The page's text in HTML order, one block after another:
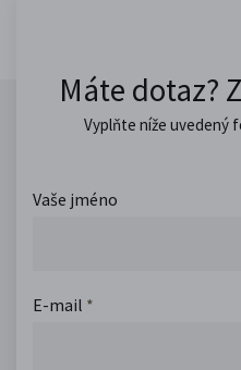
Máte dotaz?
Vyplňte níže uvedený
Vaše jméno
E-mail *